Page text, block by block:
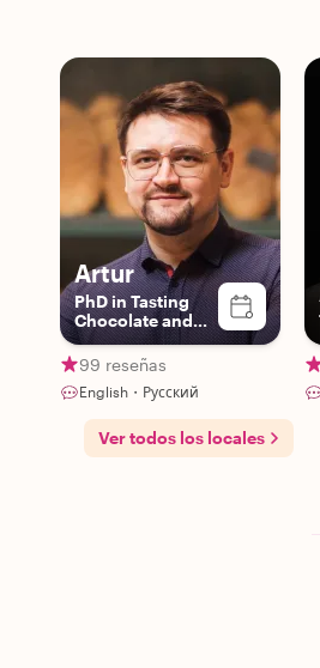
Artur
PhD in Tasting
Chocolate and
Beer | Expert
Storyteller
99 reseñas
English・Русский
Ver todos los locales